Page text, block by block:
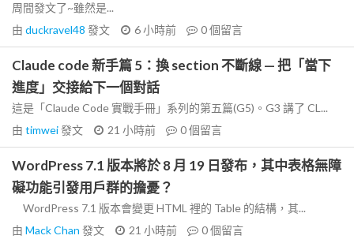
周間發文了~雖然是...
由 duckravel48 發文 6 小時前 0個留言
Claude code 新手篇 5：換 section 不斷線 — 把「當下
進度」交接給下一個對話
這是「Claude Code 實戰手冊」系列的第五篇(G5)。G3 講了 CL...
由 timwei發文 21 小時前 0個留言
WordPress 7.1 版本將於 8 月 19 日發布，其中表格無障
礙功能引發用戶群的擔憂？
WordPress 7.1 版本會變更 HTML 裡的 Table 的結構，其...
由 Mack Chan 發文 21 小時前 0個留言